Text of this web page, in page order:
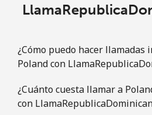
¿Cómo puedo hacer llamadas
Poland con
¿Cuánto cuesta llamar a
con